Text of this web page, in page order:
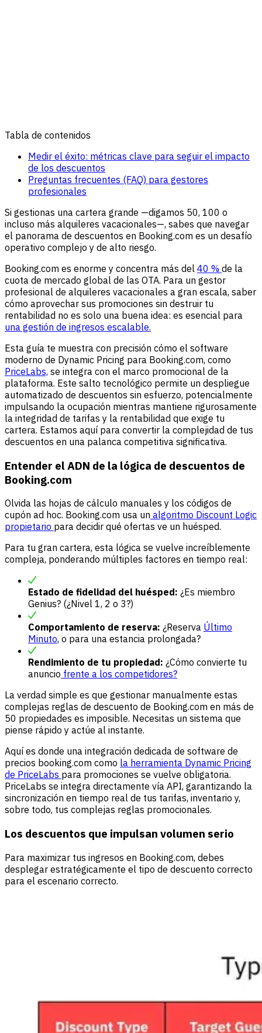
Tabla de contenidos
Medir el éxito: métricas clave para seguir el impacto
de los descuentos
Preguntas frecuentes (FAQ) para gestores
profesionales
Si gestionas una cartera grande —digamos 50, 100 o
incluso más alquileres vacacionales—, sabes que navegar
el panorama de descuentos en Booking.com es un desafío
operativo complejo y de alto riesgo.
Booking.com es enorme y concentra más del 40 % de la
cuota de mercado global de las OTA. Para un gestor
profesional de alquileres vacacionales a gran escala, saber
cómo aprovechar sus promociones sin destruir tu
rentabilidad no es solo una buena idea: es esencial para
una gestión de ingresos escalable.
Esta guía te muestra con precisión cómo el software
moderno de Dynamic Pricing para Booking.com, como
PriceLabs, se integra con el marco promocional de la
plataforma. Este salto tecnológico permite un despliegue
automatizado de descuentos sin esfuerzo, potencialmente
impulsando la ocupación mientras mantiene rigurosamente
la integridad de tarifas y la rentabilidad que exige tu
cartera. Estamos aquí para convertir la complejidad de tus
descuentos en una palanca competitiva significativa.
Entender el ADN de la lógica de descuentos de
Booking.com
Olvida las hojas de cálculo manuales y los códigos de
cupón ad hoc. Booking.com usa un algoritmo Discount Logic
propietario para decidir qué ofertas ve un huésped.
Para tu gran cartera, esta lógica se vuelve increíblemente
compleja, ponderando múltiples factores en tiempo real:
Estado de fidelidad del huésped: ¿Es miembro
Genius? (¿Nivel 1, 2 o 3?)
Comportamiento de reserva: ¿Reserva Último
Minuto, o para una estancia prolongada?
Rendimiento de tu propiedad: ¿Cómo convierte tu
anuncio frente a los competidores?
La verdad simple es que gestionar manualmente estas
complejas reglas de descuento de Booking.com en más de
50 propiedades es imposible. Necesitas un sistema que
piense rápido y actúe al instante.
Aquí es donde una integración dedicada de software de
precios booking.com como la herramienta Dynamic Pricing
de PriceLabs para promociones se vuelve obligatoria.
PriceLabs se integra directamente vía API, garantizando la
sincronización en tiempo real de tus tarifas, inventario y,
sobre todo, tus complejas reglas promocionales.
Los descuentos que impulsan volumen serio
Para maximizar tus ingresos en Booking.com, debes
desplegar estratégicamente el tipo de descuento correcto
para el escenario correcto.